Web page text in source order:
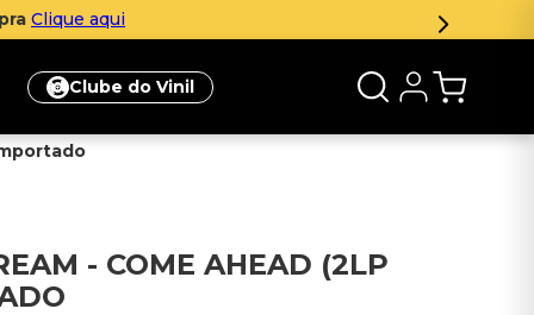
Clube do Vinil
- COME AHEAD (2LP